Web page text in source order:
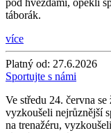
pod hvězdami, opekli
táborák.
více
Platný od: 27.6.2026
Sportujte s námi
Ve středu 24. června
vyzkoušeli nejrůznější
na trenažéru,